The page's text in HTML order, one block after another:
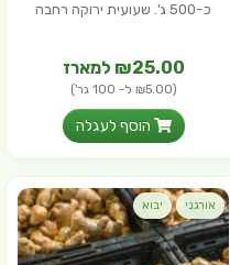
כ-500 ג'. שעועית ירוקה רחבה
₪25.00 למארז
(₪5.00 ל- 100 גר')
הוסף לעגלה
אורגני יבוא